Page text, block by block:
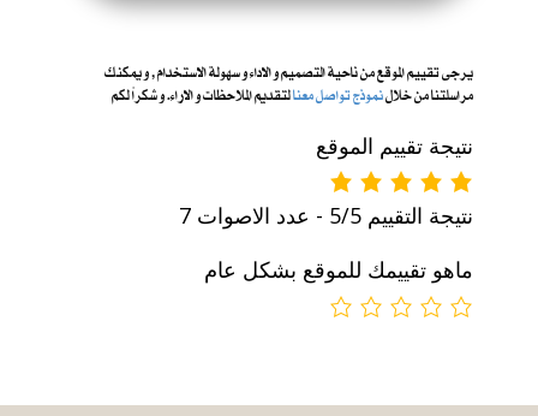
يرجى تقييم الموقع من ناحية التصميم و الاداء و سهولة الاستخدام , و يمكنك
مراسلتنا من خلالنموذج تواصل معنالتقديم الملاحظات و الاراء. و شكراً لكم
نتيجة تقييم الموقع
نتيجة التقييم 5/5 - عدد الاصوات 7
ماهو تقييمك للموقع بشكل عام